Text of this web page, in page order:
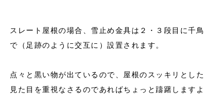
スレート屋根の場合、雪止め金具は２・３段目に千鳥
で（足跡のように交互に）設置されます。
点々と黒い物が出ているので、屋根のスッキリとした
見た目を重視なさるのであればちょっと躊躇しますよ